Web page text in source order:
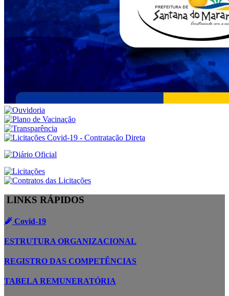
LINKS RÁPIDOS
Covid-19
ESTRUTURA ORGANIZACIONAL
REGISTRO DAS COMPETÊNCIAS
TABELA REMUNERATÓRIA